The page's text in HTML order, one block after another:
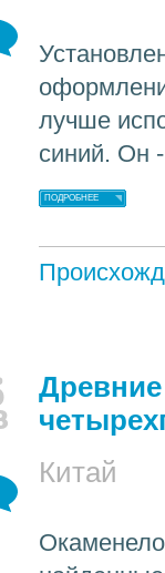
лучше
синий. Он
ПОДРОБНЕЕ
Китай